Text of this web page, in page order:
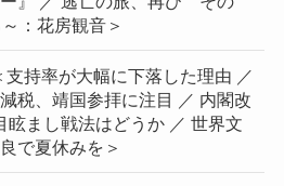
：花房観音＞
持率が大幅に下落した理由 ／
税、靖国参拝に注目 ／ 内閣改
眩まし戦法はどうか ／ 世界文
で夏休みを＞